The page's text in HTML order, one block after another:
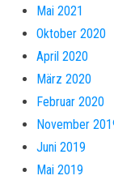
Mai 2021
Oktober 2020
April 2020
März 2020
Februar 2020
November
Juni 2019
Mai 2019